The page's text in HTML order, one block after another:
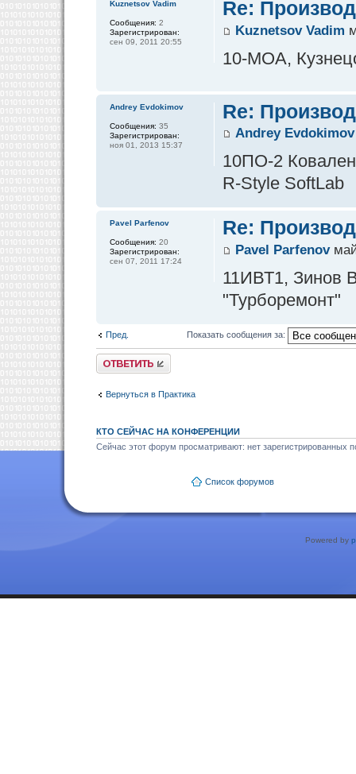
Re:
Kuznetsov Vadim
10-МОА,
Kuznetsov Vadim
Сообщения: 2
Зарегистрирован:
сен 09, 2011 20:55
Re:
Andrey Evdokimov
10ПО-2
R-Style SoftLab
Andrey Evdokimov
Сообщения: 35
Зарегистрирован:
ноя 01, 2013 15:37
Re:
Pavel Parfenovмай
11ИВТ1, Зинов
"Турборемонт"
Pavel Parfenov
Сообщения: 20
Зарегистрирован:
сен 07, 2011 17:24
Пред. Показать сообщения за:
Ответить
Вернуться в Практика
КТО СЕЙЧАС НА КОНФЕРЕНЦИИ
Сейчас этот форум просматривают: нет зарегистрированных
Список форумов
Powered by